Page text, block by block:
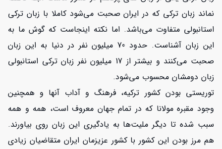
نماند زبان ترکی که در ایران صحبت می‌شود کاملا با زبان ترکی
استانبولی متفاوت می‌باشد. اما نکته اینجاست که گوش ما به
این زبان آشناست. حدود 70 میلیون نفر در دنیا به این زبان
صحبت می‌کنند و بیشتر از 17 میلیون نفر زبان ترکی استانبولی
زبان دومشان محسوب می‌شود.
توریستی بودن کشور ترکیه، فرهنگ و آداب آنها و همچنین
وجود مقبره مولانا که در تمام جهان معروف است، همه و همه
سبب شده تا دیگر ملیت‌ها به یادگیری این زبان روی بیاورند.
هم مرز بودن این کشور با کشور عزیزمان ایران متقاضیان زیادی